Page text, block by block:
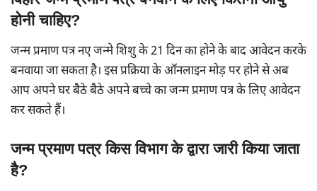
होनी चाहिए?
जन्म प्रमाण पत्र नए जन्मे शिशु के 21 दिन का होने के बाद आवेदन करके
बनवाया जा सकता है। इस प्रक्रिया के ऑनलाइन मोड़ पर होने से अब
आप अपने घर बैठे बैठे अपने बच्चे का जन्म प्रमाण पत्र के लिए आवेदन
कर सकते हैं।
जन्म प्रमाण पत्र किस विभाग के द्वारा जारी किया जाता
है?